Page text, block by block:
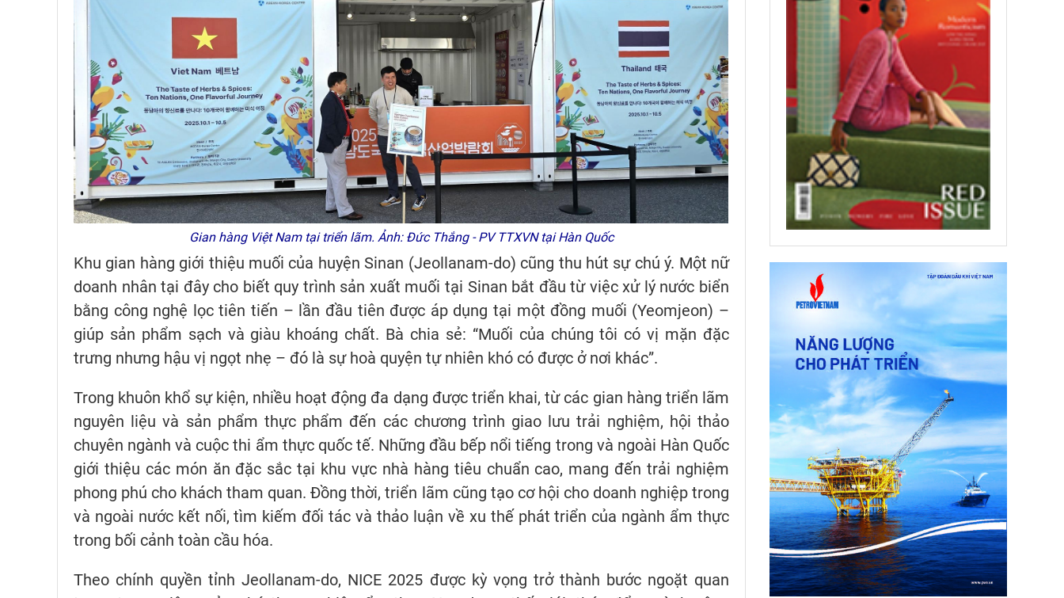
Gian hàng Việt Nam tại triển lãm. Ảnh: Đức Thắng - PV TTXVN tại Hàn Quốc
Khu gian hàng giới thiệu muối của huyện Sinan (Jeollanam-do) cũng thu hút sự chú ý. Một nữ
doanh nhân tại đây cho biết quy trình sản xuất muối tại Sinan bắt đầu từ việc xử lý nước biển
bằng công nghệ lọc tiên tiến – lần đầu tiên được áp dụng tại một đồng muối (Yeomjeon) –
giúp sản phẩm sạch và giàu khoáng chất. Bà chia sẻ: “Muối của chúng tôi có vị mặn đặc
trưng nhưng hậu vị ngọt nhẹ – đó là sự hoà quyện tự nhiên khó có được ở nơi khác”.
Trong khuôn khổ sự kiện, nhiều hoạt động đa dạng được triển khai, từ các gian hàng triển lãm
nguyên liệu và sản phẩm thực phẩm đến các chương trình giao lưu trải nghiệm, hội thảo
chuyên ngành và cuộc thi ẩm thực quốc tế. Những đầu bếp nổi tiếng trong và ngoài Hàn Quốc
giới thiệu các món ăn đặc sắc tại khu vực nhà hàng tiêu chuẩn cao, mang đến trải nghiệm
phong phú cho khách tham quan. Đồng thời, triển lãm cũng tạo cơ hội cho doanh nghiệp trong
và ngoài nước kết nối, tìm kiếm đối tác và thảo luận về xu thế phát triển của ngành ẩm thực
trong bối cảnh toàn cầu hóa.
Theo chính quyền tỉnh Jeollanam-do, NICE 2025 được kỳ vọng trở thành bước ngoặt quan